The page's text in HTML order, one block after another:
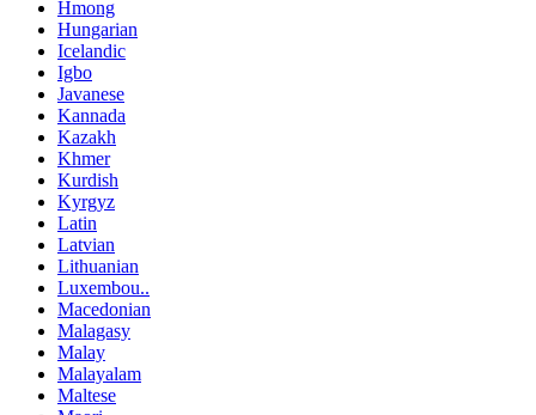
Hmong
Hungarian
Icelandic
Igbo
Javanese
Kannada
Kazakh
Khmer
Kurdish
Kyrgyz
Latin
Latvian
Lithuanian
Luxembou..
Macedonian
Malagasy
Malay
Malayalam
Maltese